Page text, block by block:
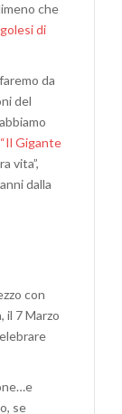
che
di
da
del
“Il Gigante
vita”,
dalla
con
il 7 Marzo
se